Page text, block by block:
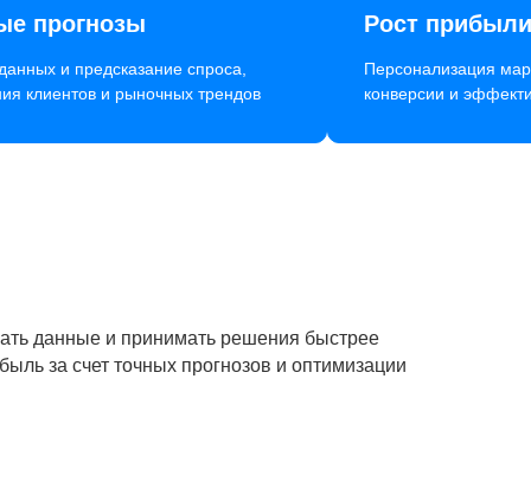
прогнозы
и предсказание спроса,
клиентов и рыночных трендов
Рост прибыли
Персонализация
конверсии и
данные и принимать решения быстрее
за счет точных прогнозов и оптимизации